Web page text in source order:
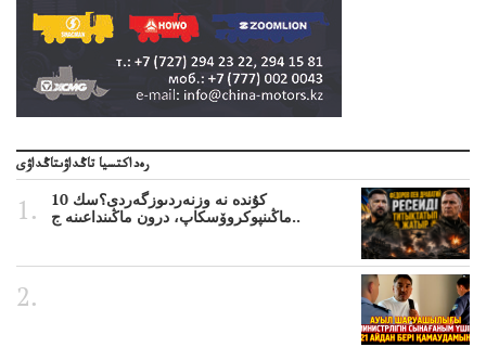
رەداكتسيا تاڭداۋىتاڭداۋى
10 كۇندە نە وزنەردىوزگەردى؟سك
ماڭىنپوكروۆسكاپ، درون ماڭىنداعىنە ج..